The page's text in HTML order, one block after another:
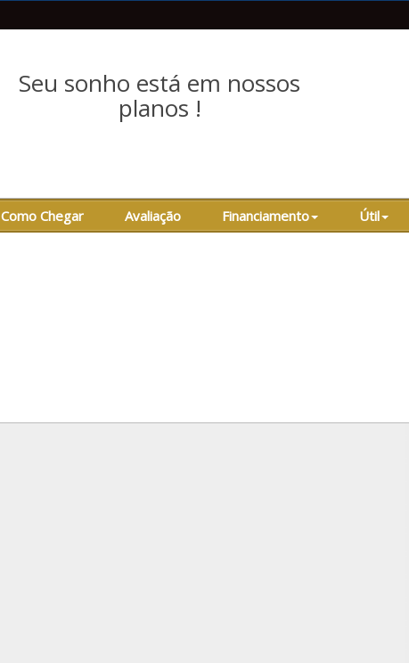
Seu sonho está em nossos
planos !
Como Chegar Avaliação Financiamento Útil